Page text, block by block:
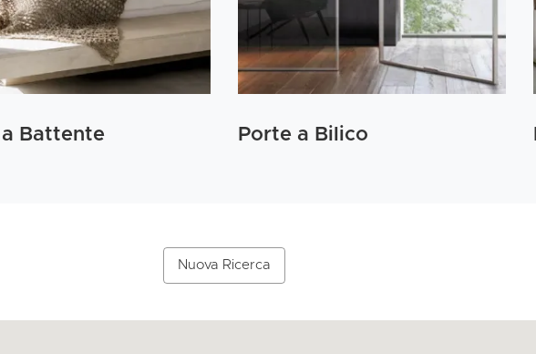
a Battente Porte a Bilico
Nuova Ricerca